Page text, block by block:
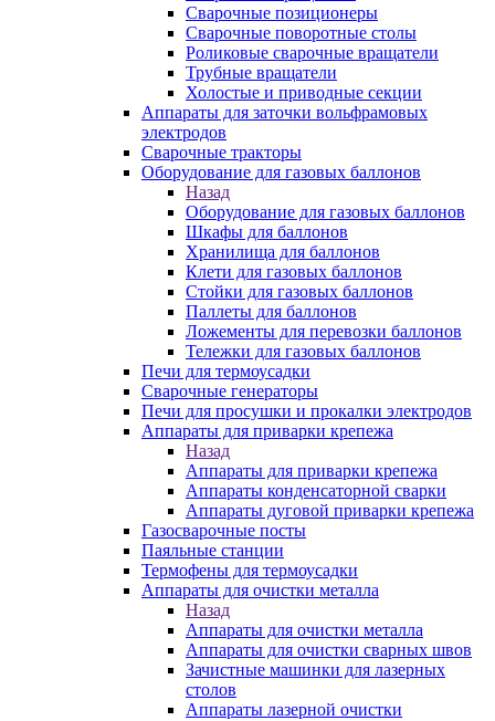
Сварочные позиционеры
Сварочные поворотные столы
Роликовые сварочные вращатели
Трубные вращатели
Холостые и приводные секции
Аппараты для заточки вольфрамовых
электродов
Сварочные тракторы
Оборудование для газовых баллонов
Назад
Оборудование для газовых баллонов
Шкафы для баллонов
Хранилища для баллонов
Клети для газовых баллонов
Стойки для газовых баллонов
Паллеты для баллонов
Ложементы для перевозки баллонов
Тележки для газовых баллонов
Печи для термоусадки
Сварочные генераторы
Печи для просушки и прокалки электродов
Аппараты для приварки крепежа
Назад
Аппараты для приварки крепежа
Аппараты конденсаторной сварки
Аппараты дуговой приварки крепежа
Газосварочные посты
Паяльные станции
Термофены для термоусадки
Аппараты для очистки металла
Назад
Аппараты для очистки металла
Аппараты для очистки сварных швов
Зачистные машинки для лазерных
столов
Аппараты лазерной очистки